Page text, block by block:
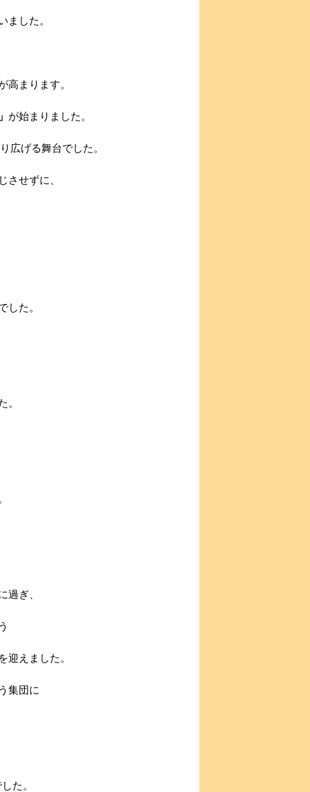
した。
まります。
が始まりました。
広げる舞台でした。
せずに、
た。
ぎ、
えました。
集団に
た。